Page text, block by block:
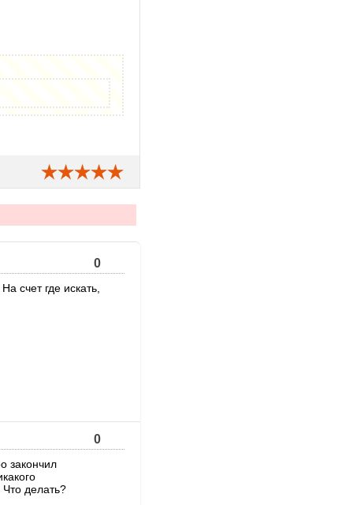
0
счет где искать,
0
закончил
Что делать?